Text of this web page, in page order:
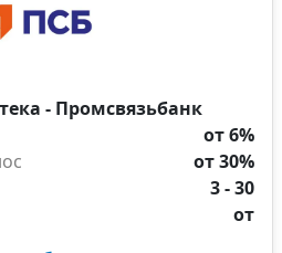
- Промсвязьбанк
от 6%
от 30%
3 - 30
от